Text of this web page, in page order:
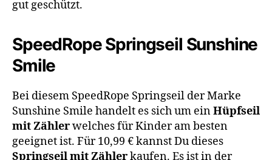
gut geschützt.
SpeedRope Springseil Sunshine
Smile
Bei diesem SpeedRope Springseil der Marke
Sunshine Smile handelt es sich um einHüpfseil
mit Zählerwelches für Kinder am besten
geeignet ist. Für 10,99 € kannst Du dieses
Springseil mit Zählerkaufen. Es ist in der